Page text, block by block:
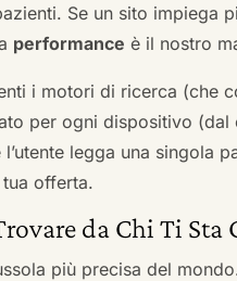
Se un sito impiega
performance è il nostro
i motori di ricerca (che
per ogni dispositivo
legga una singola
offerta.
da Chi Ti
più precisa del